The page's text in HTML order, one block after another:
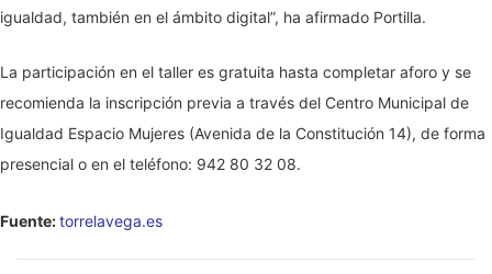
igualdad, también en el ámbito digital”, ha afirmado Portilla.
La participación en el taller es gratuita hasta completar aforo y se
recomienda la inscripción previa a través del Centro Municipal de
Igualdad Espacio Mujeres (Avenida de la Constitución 14), de forma
presencial o en el teléfono: 942 80 32 08.
Fuente:torrelavega.es